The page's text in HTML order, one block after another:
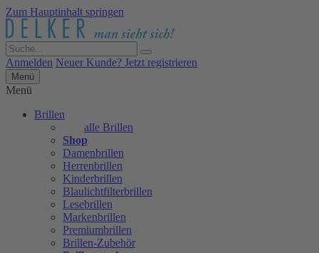
Zum Hauptinhalt springen
Anmelden Neuer Kunde? Jetzt registrieren
Menü
Menü
Brillen
alle Brillen
Shop
Damenbrillen
Herrenbrillen
Kinderbrillen
Blaulichtfilterbrillen
Lesebrillen
Markenbrillen
Premiumbrillen
Brillen-Zubehör